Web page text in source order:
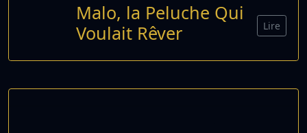
Malo, la Peluche Qui
Voulait Rêver
Lire